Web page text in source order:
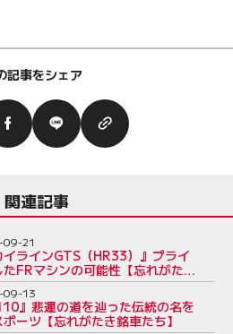
記事をシェア
関連記事
イラインGTS（HR33）』プライ
FRマシンの可能性【忘れがたき
09-21
』悲運の道を辿った伝統の名を
ーツ【忘れがたき銘車たち】
09-13